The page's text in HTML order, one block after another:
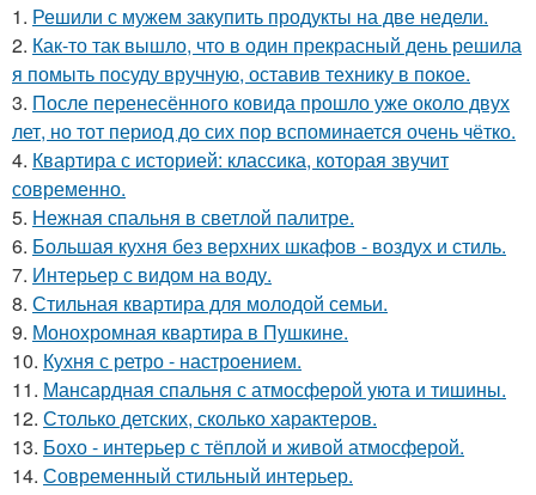
1. Решили с мужем закупить продукты на две недели.
2. Как-то так вышло, что в один прекрасный день решила
я помыть посуду вручную, оставив технику в покое.
3. После перенесённого ковида прошло уже около двух
лет, но тот период до сих пор вспоминается очень чётко.
4. Квартира с историей: классика, которая звучит
современно.
5. Нежная спальня в светлой палитре.
6. Большая кухня без верхних шкафов - воздух и стиль.
7. Интерьер с видом на воду.
8. Стильная квартира для молодой семьи.
9. Монохромная квартира в Пушкине.
10. Кухня с ретро - настроением.
11. Мансардная спальня с атмосферой уюта и тишины.
12. Столько детских, сколько характеров.
13. Бохо - интерьер с тёплой и живой атмосферой.
14. Современный стильный интерьер.